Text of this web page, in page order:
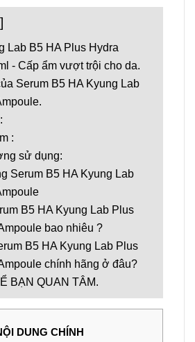
]
Lab B5 HA Plus Hydra
- Cấp ẩm vượt trội cho da.
Serum B5 HA Kyung Lab
:
sử dụng:
Serum B5 HA Kyung Lab
B5 HA Kyung Lab Plus
bao nhiêu ?
B5 HA Kyung Lab Plus
chính hãng ở đâu?
BẠN QUAN TÂM.
DUNG CHÍNH